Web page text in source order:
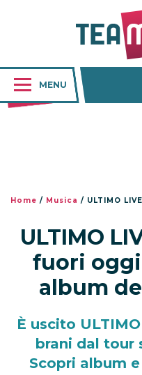
MENU
Home / Musica / ULTIMO LIVE
ULTIMO
fuori
album
È uscito
brani dal tour
Scopri album